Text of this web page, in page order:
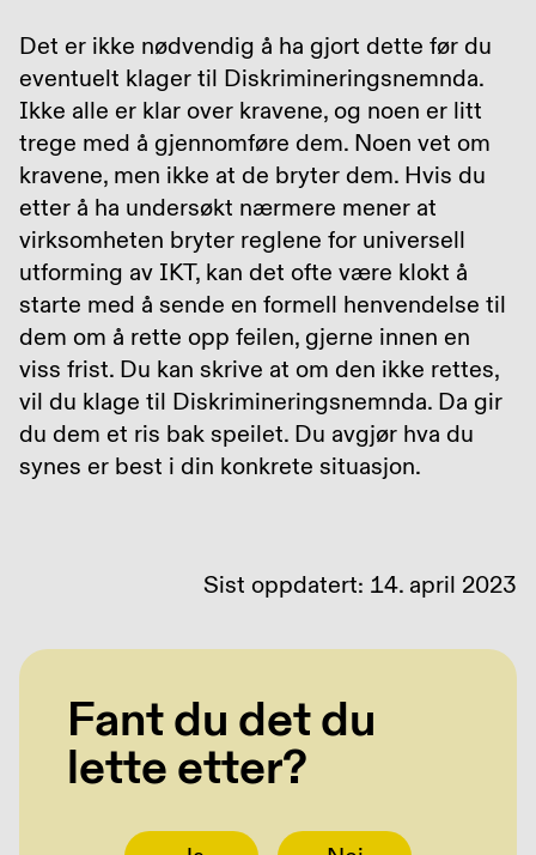
Det er ikke nødvendig å ha gjort dette før du
eventuelt klager til Diskrimineringsnemnda.
Ikke alle er klar over kravene, og noen er litt
trege med å gjennomføre dem. Noen vet om
kravene, men ikke at de bryter dem. Hvis du
etter å ha undersøkt nærmere mener at
virksomheten bryter reglene for universell
utforming av IKT, kan det ofte være klokt å
starte med å sende en formell henvendelse til
dem om å rette opp feilen, gjerne innen en
viss frist. Du kan skrive at om den ikke rettes,
vil du klage til Diskrimineringsnemnda. Da gir
du dem et ris bak speilet. Du avgjør hva du
synes er best i din konkrete situasjon.
Sist oppdatert: 14. april 2023
Fant du det du
lette etter?